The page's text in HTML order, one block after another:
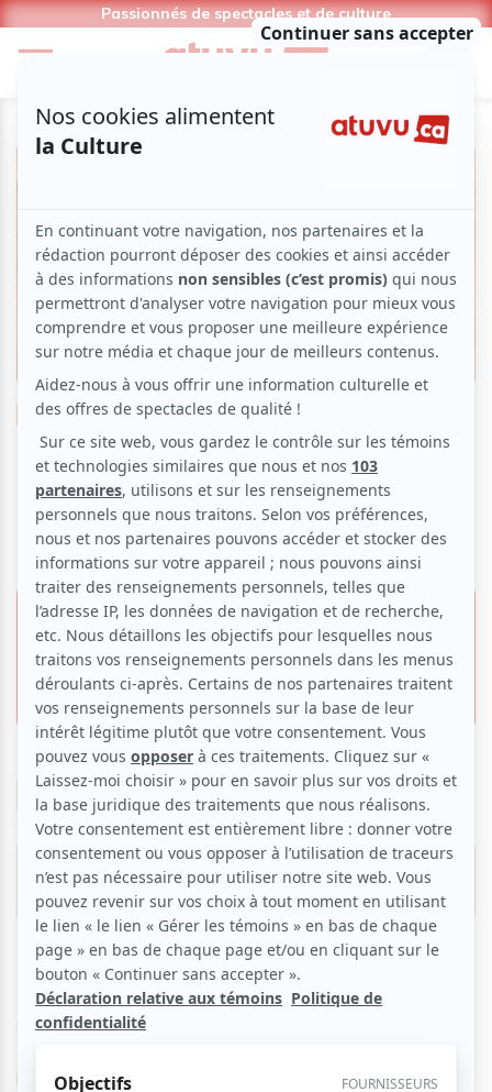
Passionnés de spectacles et de culture
Musique Folk Rock
Un été show
Ryan Kennedy
15 août 2026 -
19h30
Place publique du Vieux-Saint-Jean
225, rue Richelieu,
Saint-Jean-sur-Richelieu
0.00 $
Invitation gratuite
Réserver
Réserver sans compter! Cette offre n'affecte pas vos
limites autorisées de billets gratuits.
Ryan Kennedy revient sur scène avec un tout nouveau
spectacle inspiré de son quatrième album,
l'artiste, qui puise dans ses influences folk et indie pour